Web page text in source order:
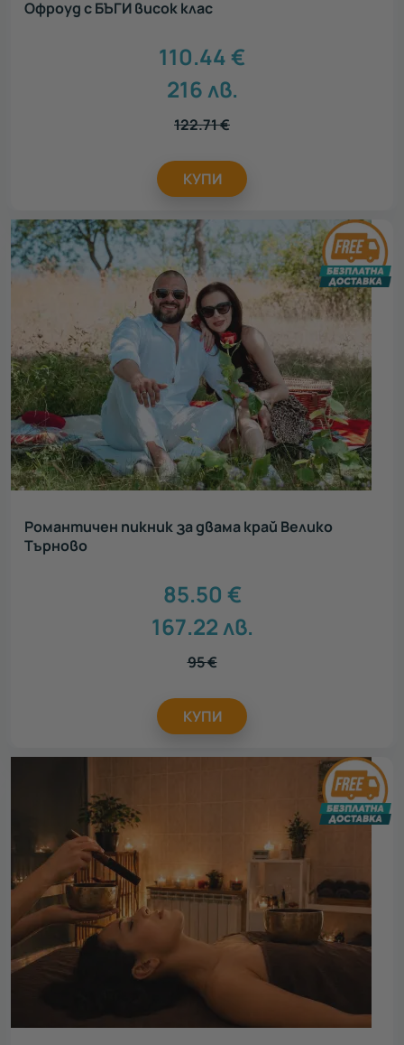
Офроуд с БЪГИ висок клас
110.44€
216лв.
122.71€
КУПИ
Романтичен пикник за двама край Велико
Търново
85.50 €
167.22лв.
95€
КУПИ